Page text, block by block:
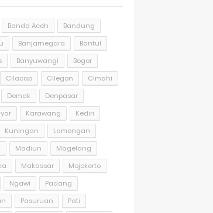
Banda Aceh
Bandung
Banjarnegara
Bantul
Banyuwangi
Bogor
Cilacap Cilegon
Cimahi
Demak
Denpasar
Karawang
Kediri
Kuningan
Lamongan
Madiun
Magelang
Makassar
Mojokerto
Ngawi
Padang
Pasuruan
Pati